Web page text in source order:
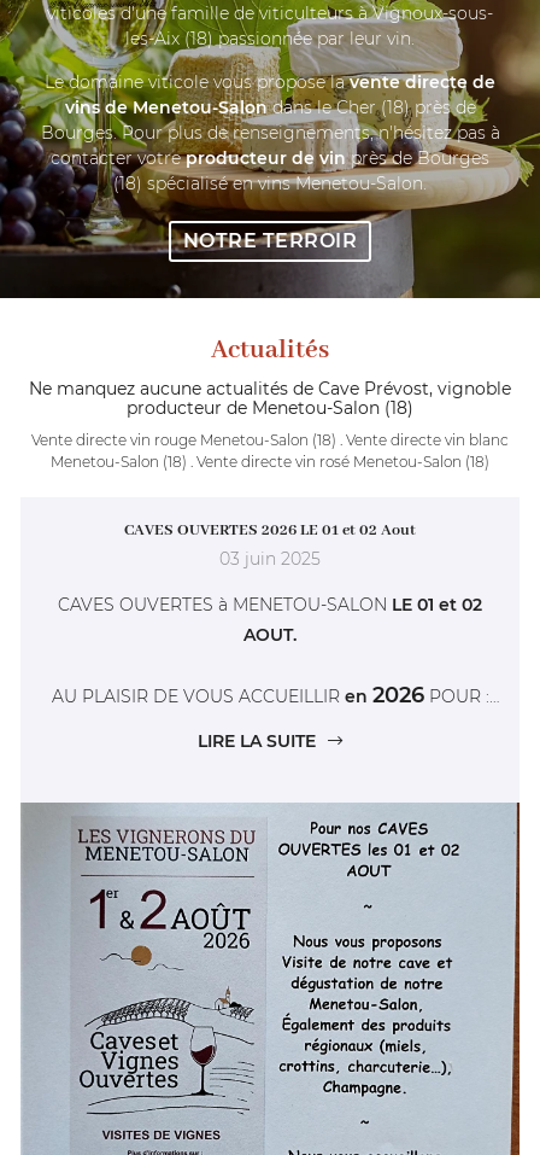
viticoles d'une famille de viticulteurs à Vignoux-sous-
les-Aix (18) passionnée par leur vin.
Le domaine viticole vous propose lavente directe de
vins de Menetou-Salondans le Cher (18) près de
Bourges. Pour plus de renseignements, n'hésitez pas à
contacter votreproducteur de vinprès de Bourges
(18) spécialisé en vins Menetou-Salon.
NOTRE TERROIR
Actualités
Ne manquez aucune actualités de Cave Prévost, vignoble
producteur de Menetou-Salon (18)
Vente directe vin rouge Menetou-Salon (18) . Vente directe vin blanc
Menetou-Salon (18) . Vente directe vin rosé Menetou-Salon (18)
CAVES OUVERTES 2026 LE 01 et 02 Aout
03 juin 2025
CAVES OUVERTES à MENETOU-SALON LE 01 et 02
AOUT.
AU PLAISIR DE VOUS ACCUEILLIR en 2026 POUR :
fromage de chèvre, escargots....) VENTE DE
CHAMPAGNE (Direct avec le producteur) .......
nous vous accueillerons en extérieur sous chapiteaux.
LIRE LA SUITE